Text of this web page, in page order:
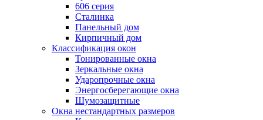
606 серия
Сталинка
Панельный дом
Кирпичный дом
Классификация окон
Тонированные окна
Зеркальные окна
Ударопрочные окна
Энергосберегающие окна
Шумозащитные
Окна нестандартных размеров